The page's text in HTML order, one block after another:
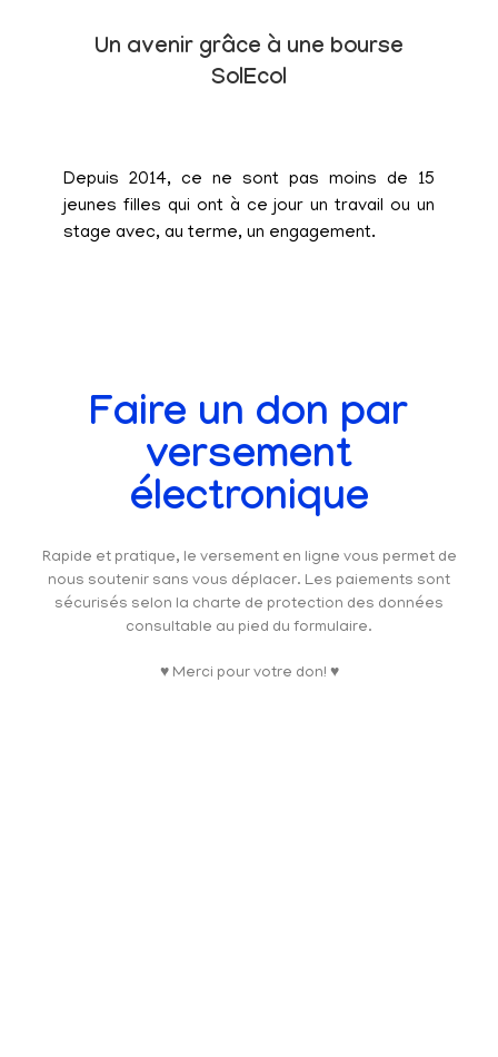
Un avenir grâce à une bourse
SolEcol
Depuis 2014, ce ne sont pas moins de 15
jeunes filles qui ont à ce jour un travail ou un
stage avec, au terme, un engagement.
Faire un don par
versement
électronique
Rapide et pratique, le versement en ligne vous permet de
nous soutenir sans vous déplacer. Les paiements sont
sécurisés selon la charte de protection des données
consultable au pied du formulaire.
♥ Merci pour votre don! ♥